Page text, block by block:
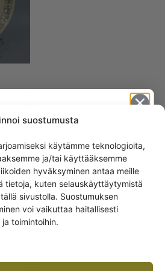
suostumusta
käytämme teknologioita,
ja/tai käyttääksemme
hyväksyminen antaa meille
tietoja, kuten selauskäyttäytymistä
sivustolla. Suostumuksen
voi vaikuttaa haitallisesti
toimintoihin.
TUOTTEET
Arabia Leena kahvikuppi
BR-malli
20,00 € – 25,00
-5%
off?
the discount